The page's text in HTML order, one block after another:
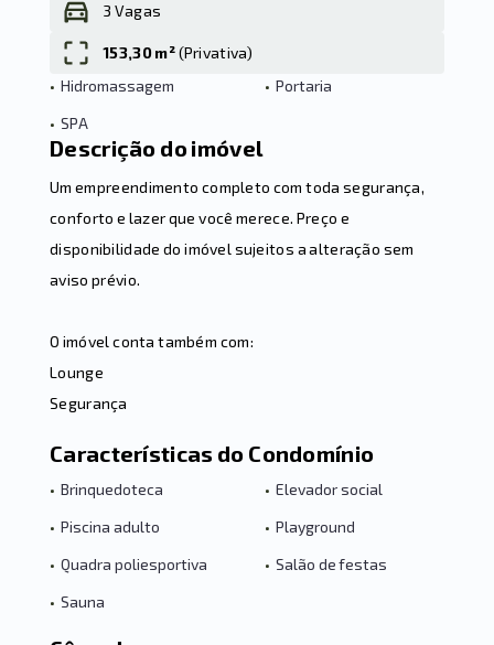
3 Vagas
153,30 m²(Privativa)
• Hidromassagem • Portaria
• SPA
Descrição do imóvel
Um empreendimento completo com toda segurança,
conforto e lazer que você merece. Preço e
disponibilidade do imóvel sujeitos a alteração sem
aviso prévio.
O imóvel conta também com:
Lounge
Segurança
Características do Condomínio
• Brinquedoteca • Elevador social
• Piscina adulto • Playground
• Quadra poliesportiva • Salão de festas
• Sauna